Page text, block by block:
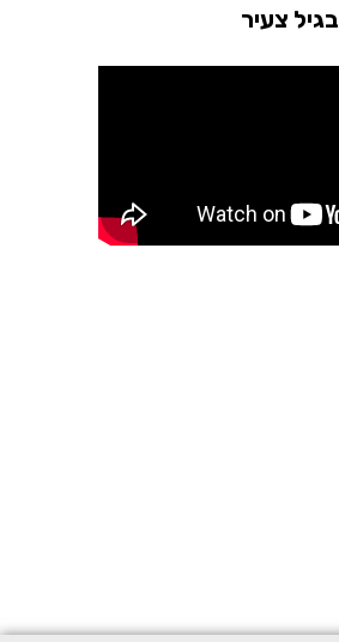
צעיר